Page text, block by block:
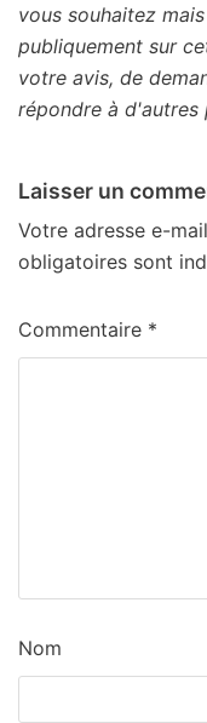
vous souhaitez
publiquement sur
votre avis, de
répondre à d'autres
Laisser un
Votre adresse e-
obligatoires sont
Commentaire *
Nom